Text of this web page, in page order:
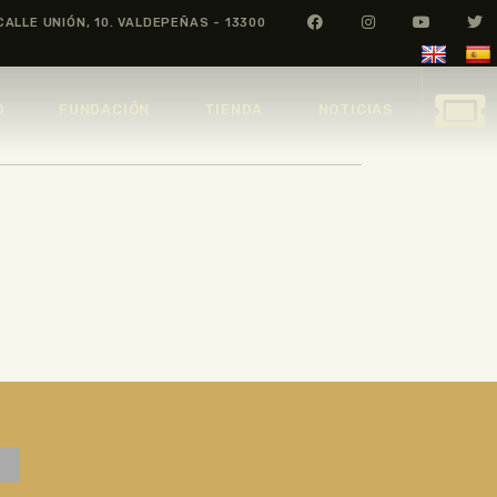
UNIÓN, 10. VALDEPEÑAS - 13300